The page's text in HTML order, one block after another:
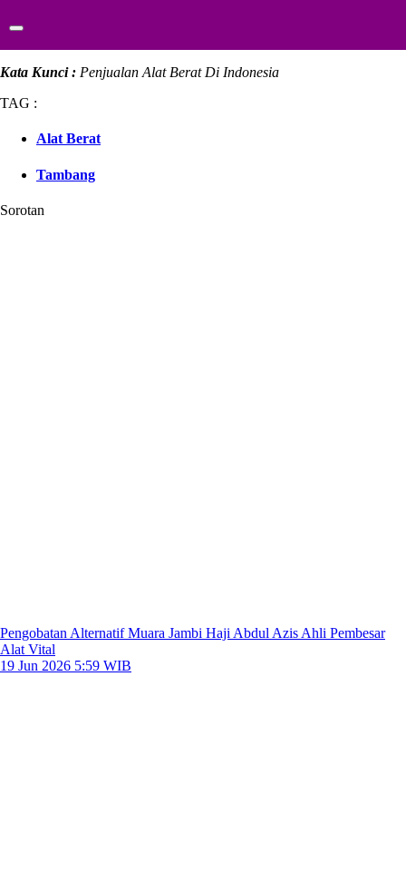
Kata Kunci : Penjualan Alat Berat Di Indonesia
TAG :
Alat Berat
Tambang
Sorotan
Pengobatan Alternatif Muara Jambi Haji Abdul Azis Ahli Pembesar
Alat Vital
19 Jun 2026 5:59 WIB